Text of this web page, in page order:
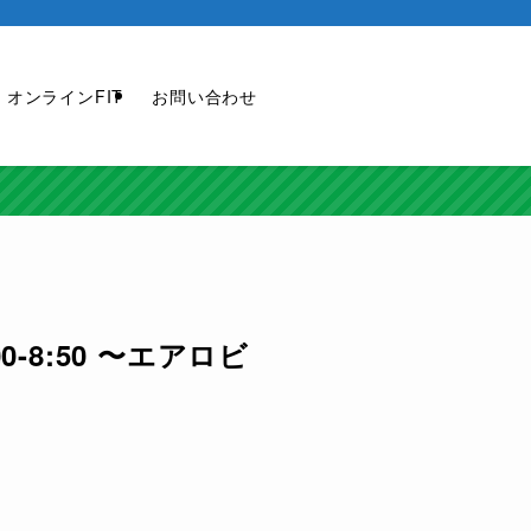
オンラインFIT お問い合わせ
8:50 〜エアロビ